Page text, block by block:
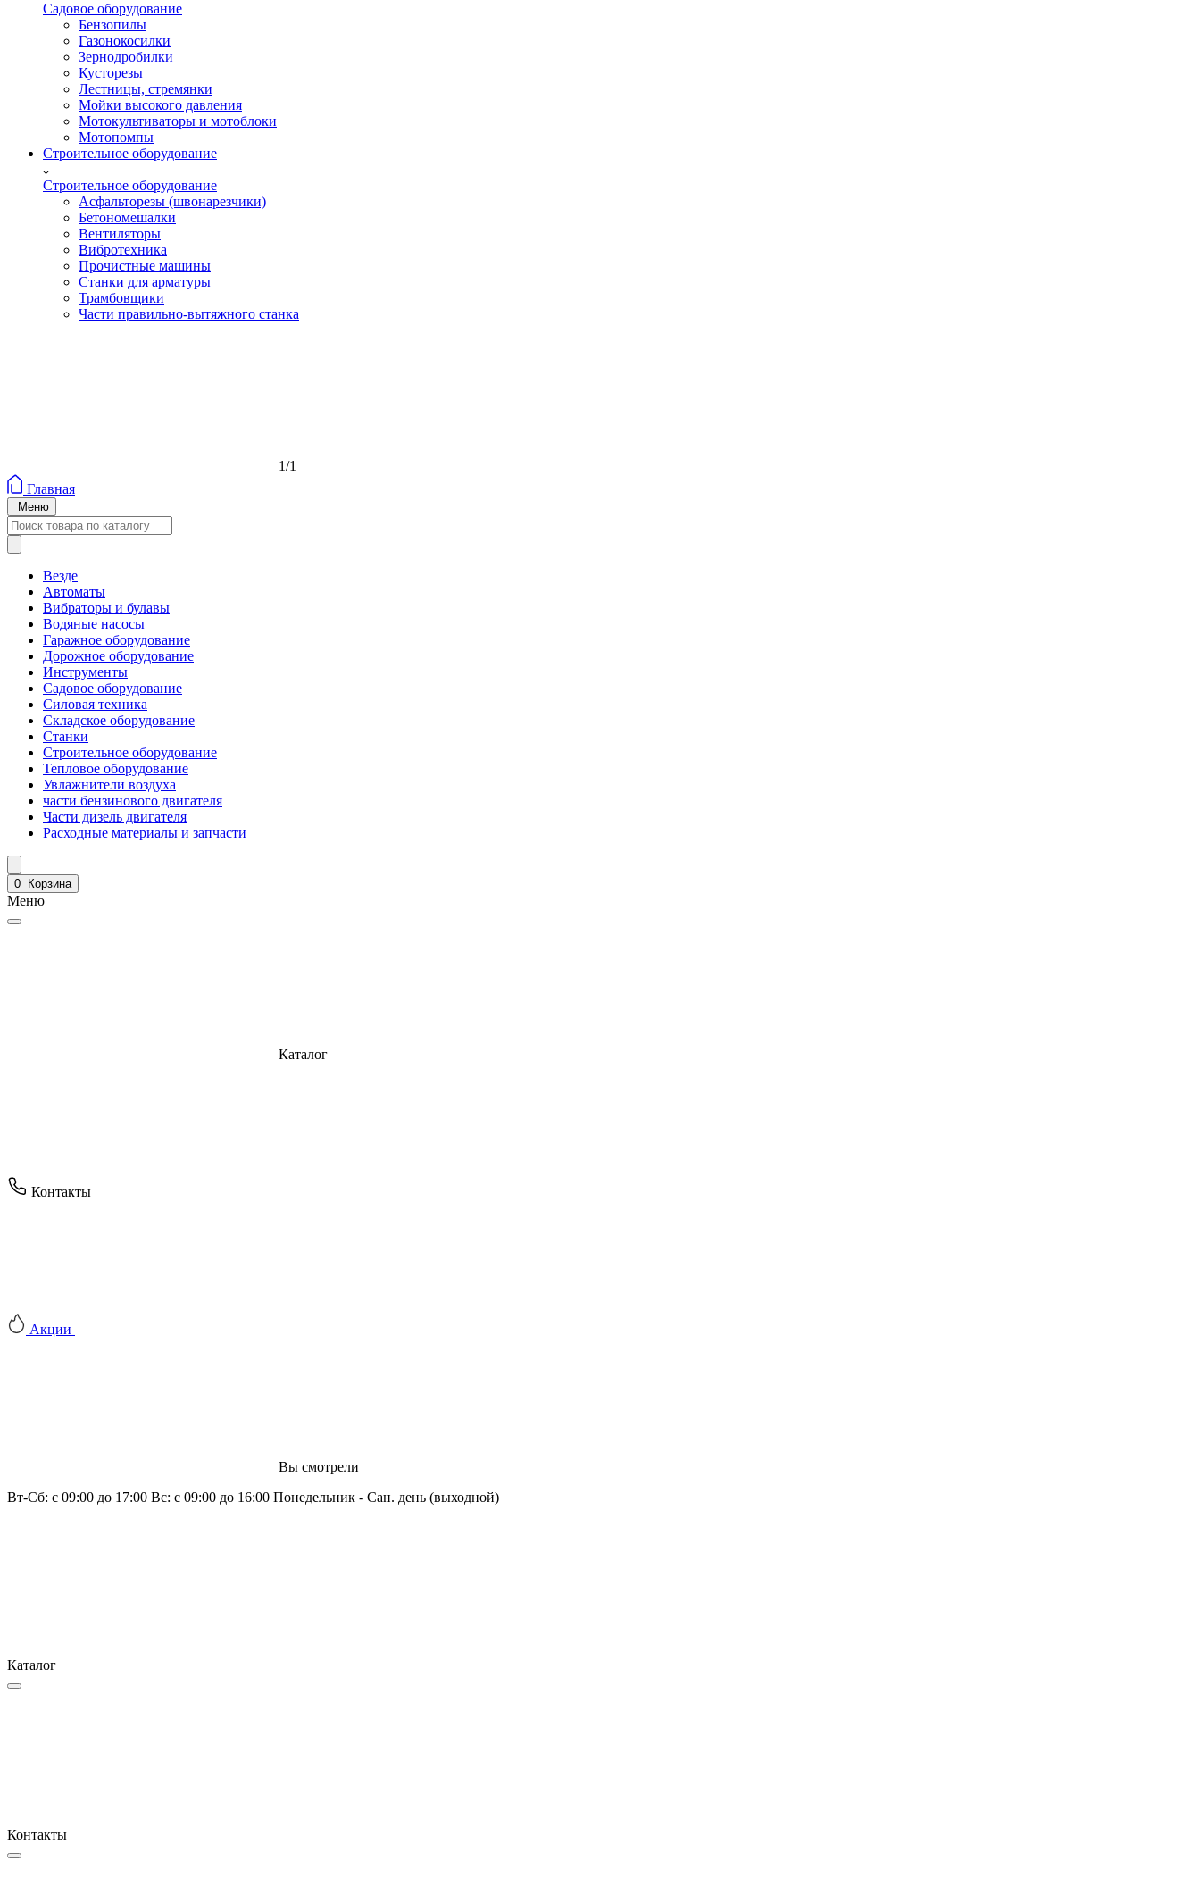
Садовое оборудование
Бензопилы
Газонокосилки
Зернодробилки
Кусторезы
Лестницы, стремянки
Мойки высокого давления
Мотокультиваторы и мотоблоки
Мотопомпы
Строительное оборудование
Строительное оборудование
Асфальторезы (швонарезчики)
Бетономешалки
Вентиляторы
Вибротехника
Прочистные машины
Станки для арматуры
Трамбовщики
Части правильно-вытяжного станка
1/1
Главная
Меню
Везде
Автоматы
Вибраторы и булавы
Водяные насосы
Гаражное оборудование
Дорожное оборудование
Инструменты
Садовое оборудование
Силовая техника
Складское оборудование
Станки
Строительное оборудование
Тепловое оборудование
Увлажнители воздуха
части бензинового двигателя
Части дизель двигателя
Расходные материалы и запчасти
0 Корзина
Меню
Каталог
Контакты
Акции
Вы смотрели
Вт-Сб: с 09:00 до 17:00 Вс: с 09:00 до 16:00 Понедельник - Сан. день (выходной)
Каталог
Контакты